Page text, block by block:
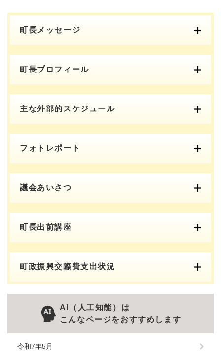
町長メッセージ
町長プロフィール
主な外部的スケジュール
フォトレポート
議会あいさつ
町長出前講座
町政振興交際費支出状況
AI（人工知能）は
こんなページをおすすめします
令和7年5月